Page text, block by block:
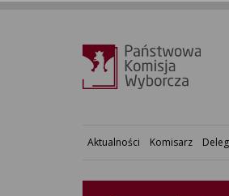
Aktualności Komisarz